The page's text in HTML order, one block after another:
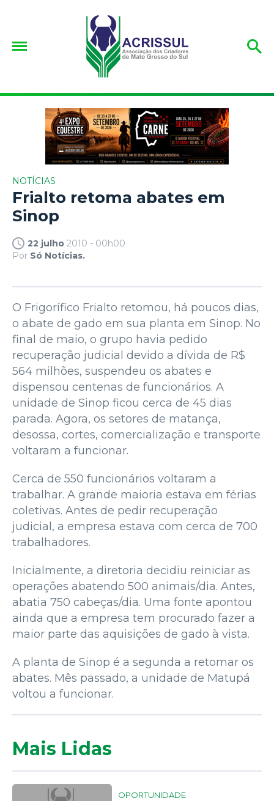
NOTÍCIAS
Frialto retoma abates em
Sinop
22 julho 2010 - 00h00
Por Só Notícias.
O Frigorífico Frialto retomou, há poucos dias,
o abate de gado em sua planta em Sinop. No
final de maio, o grupo havia pedido
recuperação judicial devido a dívida de R$
564 milhões, suspendeu os abates e
dispensou centenas de funcionários. A
unidade de Sinop ficou cerca de 45 dias
parada. Agora, os setores de matança,
desossa, cortes, comercialização e transporte
voltaram a funcionar.
Cerca de 550 funcionários voltaram a
trabalhar. A grande maioria estava em férias
coletivas. Antes de pedir recuperação
judicial, a empresa estava com cerca de 700
trabalhadores.
Inicialmente, a diretoria decidiu reiniciar as
operações abatendo 500 animais/dia. Antes,
abatia 750 cabeças/dia. Uma fonte apontou
ainda que a empresa tem procurado fazer a
maior parte das aquisições de gado à vista.
A planta de Sinop é a segunda a retomar os
abates. Mês passado, a unidade de Matupá
voltou a funcionar.
Mais Lidas
OPORTUNIDADE